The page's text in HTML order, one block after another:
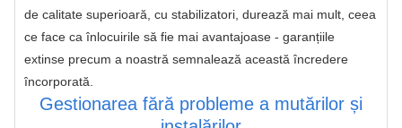
de calitate superioară, cu stabilizatori, durează mai mult, ceea
ce face ca înlocuirile să fie mai avantajoase - garanțiile
extinse precum a noastră semnalează această încredere
încorporată.
Gestionarea fără probleme a mutărilor și